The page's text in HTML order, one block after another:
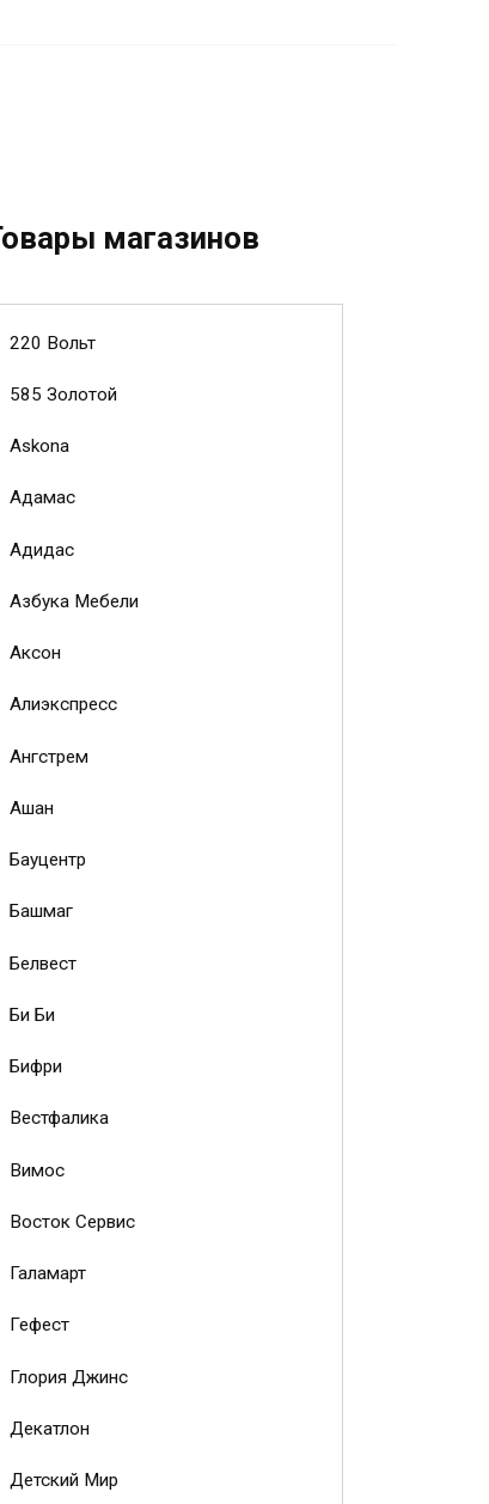
магазинов
220 Вольт
585 Золотой
Askona
Адамас
Адидас
Азбука Мебели
Аксон
Алиэкспресс
Ангстрем
Ашан
Бауцентр
Башмаг
Белвест
Би Би
Бифри
Вестфалика
Вимос
Восток Сервис
Галамарт
Гефест
Глория Джинс
Декатлон
Детский Мир